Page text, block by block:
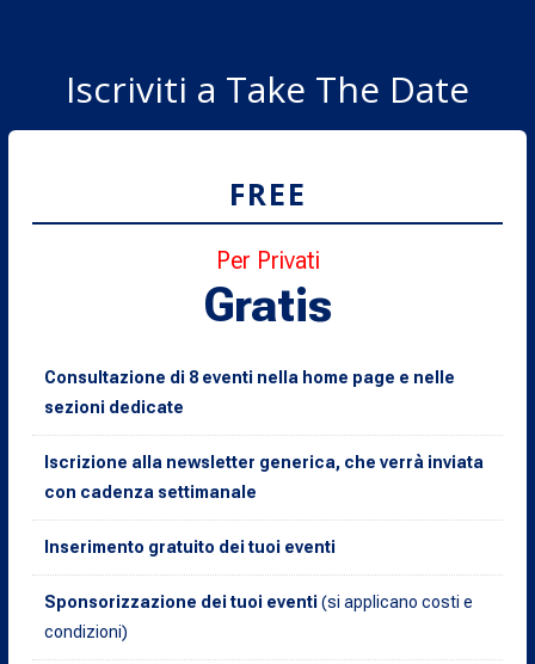
Iscriviti a Take The Date
FREE
Per Privati
Gratis
Consultazione di 8 eventi nella home page e nelle
sezioni dedicate
Iscrizione alla newsletter generica, che verrà inviata
con cadenza settimanale
Inserimento gratuito dei tuoi eventi
Sponsorizzazione dei tuoi eventi (si applicano costi e
condizioni)